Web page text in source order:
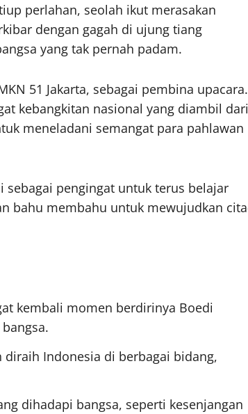
perlahan, seolah ikut merasakan
dengan gagah di ujung tiang
yang tak pernah padam.
51 Jakarta, sebagai pembina upacara.
kebangkitan nasional yang diambil dari
meneladani semangat para pahlawan
pengingat untuk terus belajar
bahu membahu untuk mewujudkan
kembali momen berdirinya Boedi
Indonesia di berbagai bidang,
dihadapi bangsa, seperti kesenjangan